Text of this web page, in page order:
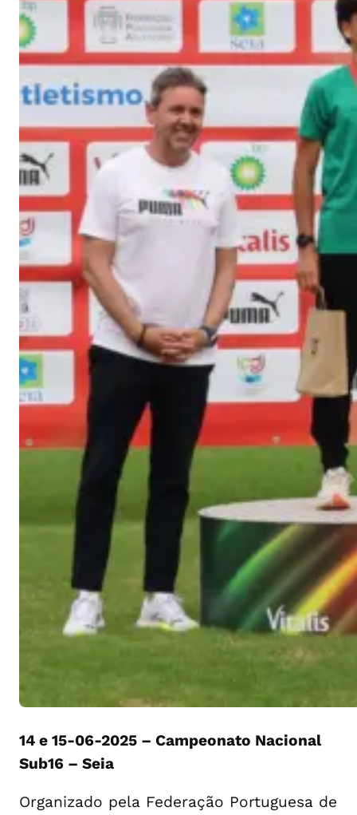
14 e 15-06-2025 – Campeonato Nacional
Sub16 – Seia
Organizado pela Federação Portuguesa de